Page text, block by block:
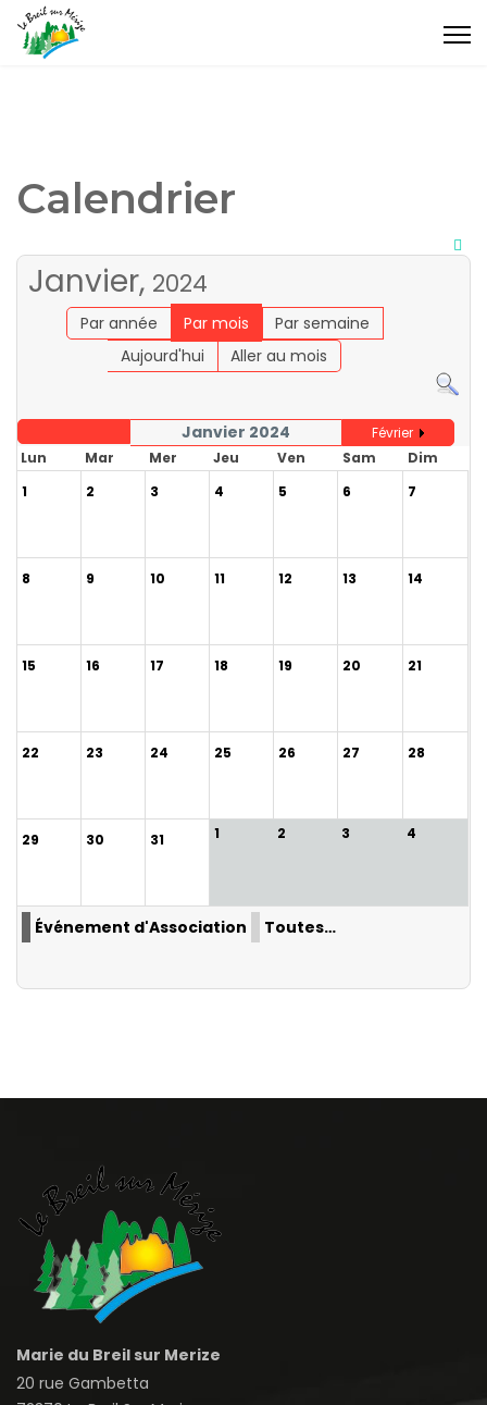
Calendrier
Janvier, 2024
Par année Par mois
Par semaine
Aujourd'hui
Aller au mois
Janvier 2024
Février
Lun
Mar Mer Jeu Ven Sam
Dim
1
2 3 4 5 6 7
8 9 10 11 12 13 14
15 16 17 18 19 20 21
22 23 24 25 26 27 28
29 30 31 1 2 3 4
Événement d'Association Toutes…
Marie du Breil sur Merize
20 rue Gambetta